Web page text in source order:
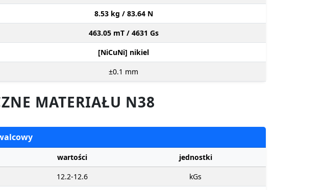
8.53 kg / 83.64 N
463.05 mT / 4631 Gs
[NiCuNi] nikiel
±0.1 mm
MATERIAŁU N38
wartości
jednostki
12.2-12.6
kGs